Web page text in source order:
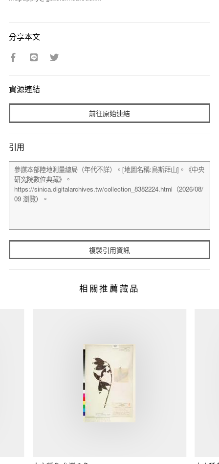
分享本文
資源連結
前往原始連結
引用
複製引用資訊
相關推薦藏品